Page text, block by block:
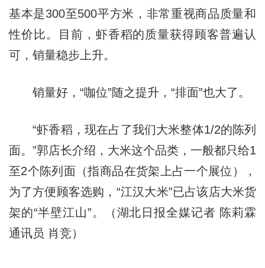
基本是300至500平方米，非常重视商品质量和
性价比。目前，虾香稻的质量获得顾客普遍认
可，销量稳步上升。
销量好，“咖位”随之提升，“排面”也大了。
“虾香稻，现在占了我们大米整体1/2的陈列
面。”郭店长介绍，大米这个品类，一般都只给1
至2个陈列面（指商品在货架上占一个展位），
为了方便顾客选购，“江汉大米”已占该店大米货
架的“半壁江山”。（湖北日报全媒记者 陈莉霖
通讯员 肖竞）